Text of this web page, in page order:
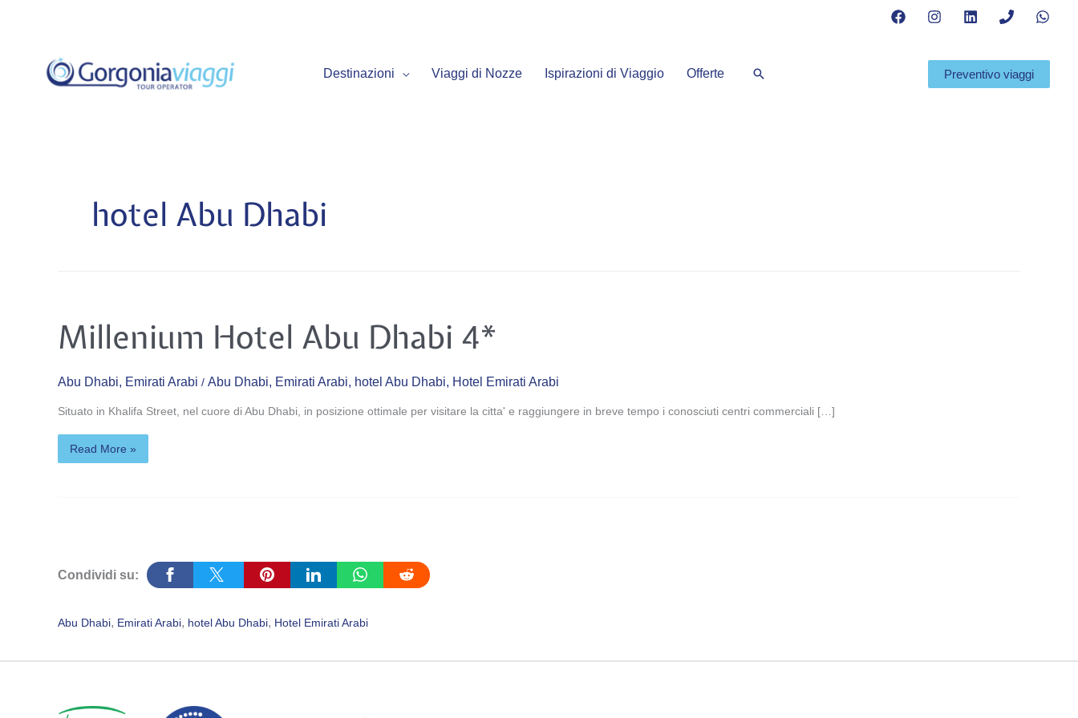
Destinazioni Viaggi di Nozze Ispirazioni di Viaggio Offerte Cerca Preventivo viaggi
hotel Abu Dhabi
Millenium Hotel Abu Dhabi 4*
Abu Dhabi, Emirati Arabi / Abu Dhabi, Emirati Arabi, hotel Abu Dhabi, Hotel Emirati Arabi
Situato in Khalifa Street, nel cuore di Abu Dhabi, in posizione ottimale per visitare la citta' e raggiungere in breve tempo i conosciuti centri commerciali […]
Millenium
Hotel
Abu
Read More »
Condividi su:
Abu Dhabi, Emirati Arabi, hotel Abu Dhabi, Hotel Emirati Arabi